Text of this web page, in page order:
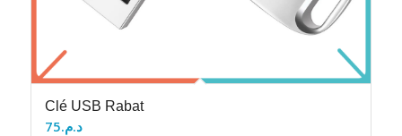
Clé USB Rabat
د.م.75